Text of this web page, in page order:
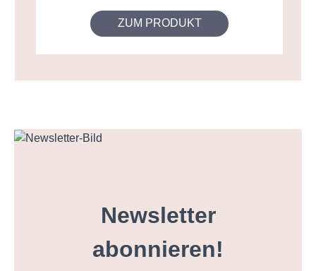
ZUM PRODUKT
Newsletter
abonnieren!